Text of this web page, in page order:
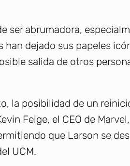
ser abrumadora,
han dejado sus papeles
salida de otros
la posibilidad de un
Feige, el CEO de
que Larson se
UCM.